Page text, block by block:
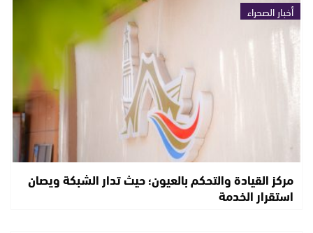
أخبار الصحراء
مركز القيادة والتحكم بالعيون؛ حيث تدار الشبكة ويصان
استقرار الخدمة